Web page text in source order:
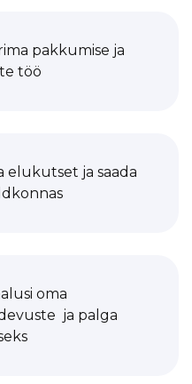
pakkumise ja
töö
elukutset ja saada
oma
ja palga